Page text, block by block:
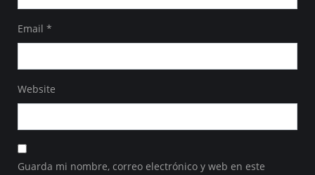
Email *
Website
Guarda mi nombre, correo electrónico y web en este